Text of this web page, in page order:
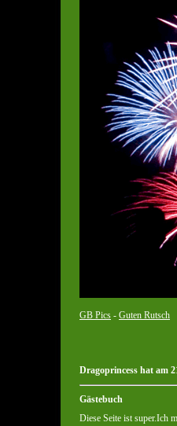
GB Pics - Guten Rutsch
Dragoprincess hat am
Gästebuch
Diese Seite ist super.Ich